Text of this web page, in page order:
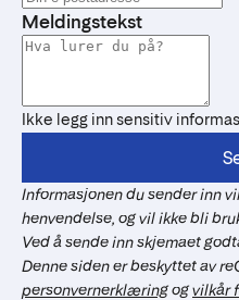
Meldingstekst
Ikke legg inn sensitiv
Informasjonen du sender inn
henvendelse, og vil ikke bli
Ved å sende inn skjemaet
Denne siden er beskyttet av
personvernerklæringogvilkår